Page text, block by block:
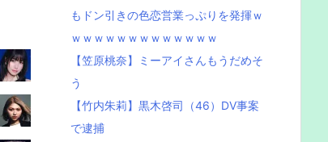
もドン引きの色恋営業っぷりを発揮ｗ
ｗｗｗｗｗｗｗｗｗｗｗｗｗ
【笠原桃奈】ミーアイさんもうだめそ
う
【竹内朱莉】黒木啓司（46）DV事案
で逮捕